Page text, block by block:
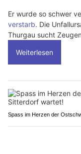
Er wurde so schwer
verstarb. Die
Thurgau sucht
Weiterlesen
Spass im Herzen der